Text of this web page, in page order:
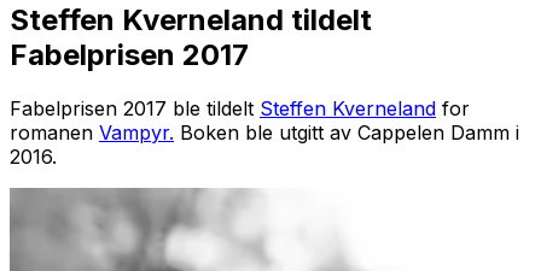
Steffen Kverneland tildelt
Fabelprisen 2017
Fabelprisen 2017 ble tildelt Steffen Kverneland for
romanen Vampyr. Boken ble utgitt av Cappelen Damm i
2016.